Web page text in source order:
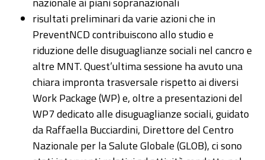
risultati preliminari da varie azioni che in
PreventNCD contribuiscono allo studio e
riduzione delle disuguaglianze sociali nel cancro e
altre MNT. Quest’ultima sessione ha avuto una
chiara impronta trasversale rispetto ai diversi
Work Package (WP) e, oltre a presentazioni del
WP7 dedicato alle disuguaglianze sociali, guidato
da Raffaella Bucciardini, Direttore del Centro
Nazionale per la Salute Globale (GLOB), ci sono